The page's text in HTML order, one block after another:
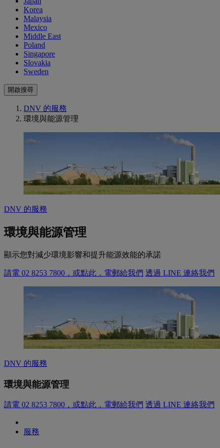
Korea
Malaysia
Mexico
Middle East
Poland
Singapore
Slovakia
Sweden
開啟搜尋
DNV 的服務
環境與能源管理
DNV 的服務
環境與能源管理
顯示您對減少環境影響和提升能源效能的承諾
請電 02 8253 7800，或點此，電郵給我們 透過 LINE 連絡我們
DNV 的服務
環境與能源管理
請電 02 8253 7800，或點此，電郵給我們 透過 LINE 連絡我們
服務